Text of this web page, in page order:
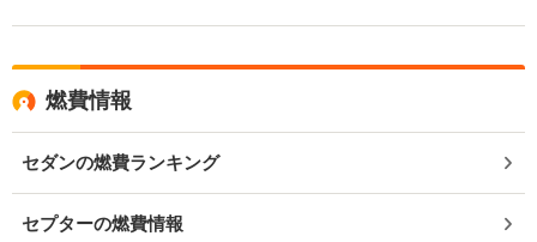
燃費情報
セダンの燃費ランキング
セプターの燃費情報